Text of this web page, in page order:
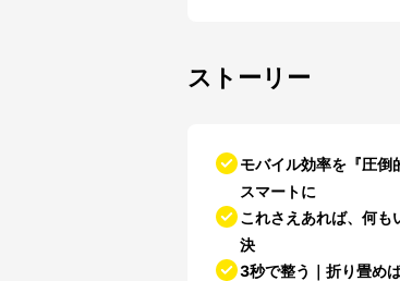
ストーリー
モバイル効率を『圧倒
スマートに
これさえあれば、何
決
3秒で整う｜折り畳め